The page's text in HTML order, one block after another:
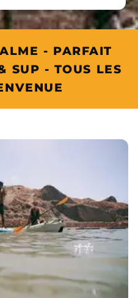
- PARFAIT
SUP - TOUS LES